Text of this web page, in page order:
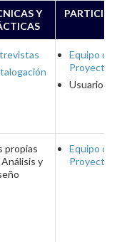
Y
Equipo del
Proyecto
Usuario
propias
y
Equipo del
Proyecto